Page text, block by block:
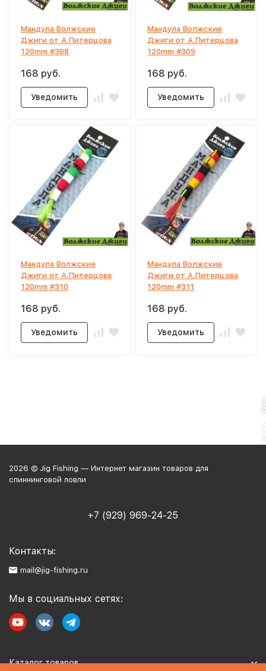
Мандула Волжские
Джиги от А.Питерцова
120mm #308
168 руб.
Уведомить
Мандула Волжские
Джиги от А.Питерцова
120mm #309
168 руб.
Уведомить
Мандула Волжские
Джиги от А.Питерцова
120mm #310
168 руб.
Уведомить
Мандула Волжские
Джиги от А.Питерцова
120mm #311
168 руб.
Уведомить
2026 © Jig Fishing — Интернет магазин товаров для
спиннинговой ловли
+7 (929) 969-24-25
Контакты:
mail@jig-fishing.ru
Мы в социальных сетях:
Каталог товаров